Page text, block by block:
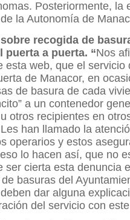
Posteriormente,
la Autonomía de
recogida de
puerta a puerta. “Nos
esta web, que el servicio
de Manacor, en
de basura de cada
a un contenedor
otros recipientes en
han llamado la
operarios y estos
lo hacen así, que no
ser cierta esta denuncia
basuras del
dar alguna
del servicio con